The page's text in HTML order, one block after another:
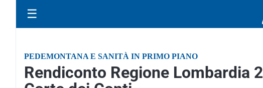
☰
PEDEMONTANA E SANITÀ IN PRIMO PIANO
Rendiconto Regione Lombardia